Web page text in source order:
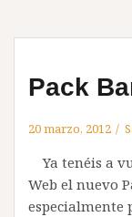
Pack
20 marzo, 2012
Ya tenéis a
Web el nuevo
especialmente